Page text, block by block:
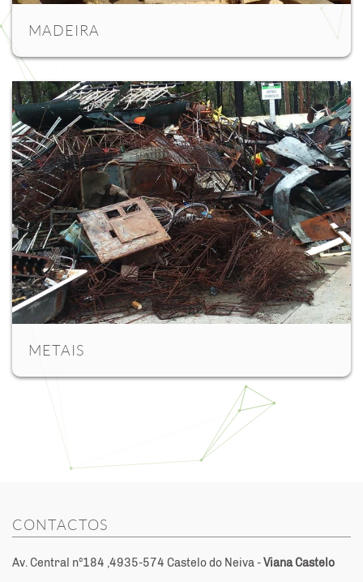
MADEIRA
METAIS
CONTACTOS
Av. Central nº184 ,4935-574 Castelo do Neiva -Viana Castelo